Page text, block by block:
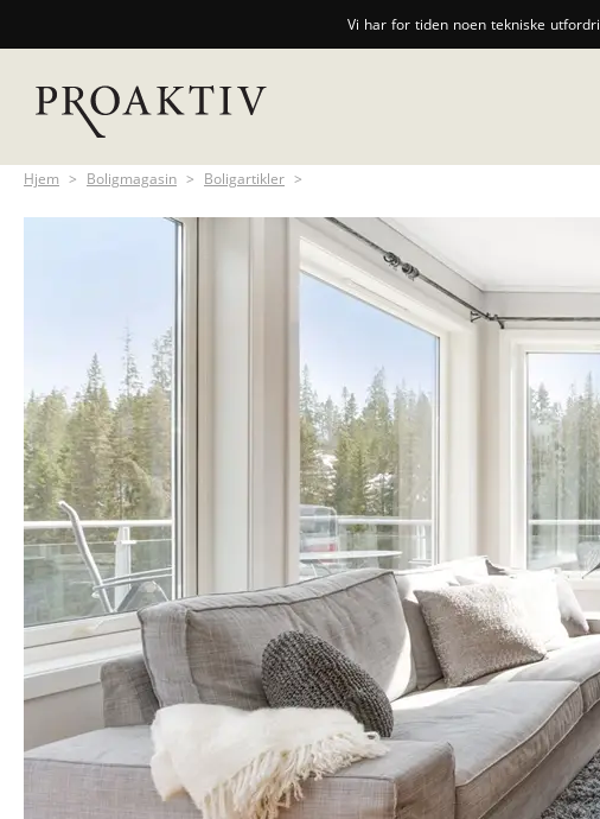
Vi har for tiden noen tekniske
Hjem > Boligmagasin > Boligartikler >